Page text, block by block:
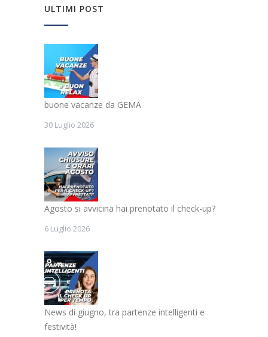
ULTIMI POST
buone vacanze da GEMA
30 Luglio 2026
Agosto si avvicina hai prenotato il check-up?
6 Luglio 2026
News di giugno, tra partenze intelligenti e
festività!